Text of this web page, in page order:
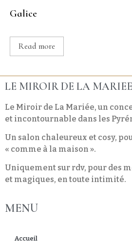
Galice
Read more
LE MIROIR DE LA MARIEE
Le Miroir de La Mariée, un
et incontournable dans les
Un salon chaleureux et cosy,
« comme à la maison ».
Uniquement sur rdv, pour des
et magiques, en toute intimité.
MENU
Accueil